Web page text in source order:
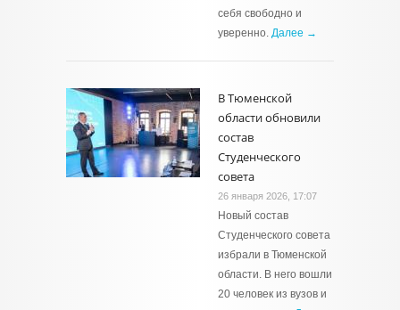
себя свободно и
уверенно. Далее →
В Тюменской
области обновили
состав
Студенческого
совета
26 января 2026, 17:07
Новый состав
Студенческого совета
избрали в Тюменской
области. В него вошли
20 человек из вузов и